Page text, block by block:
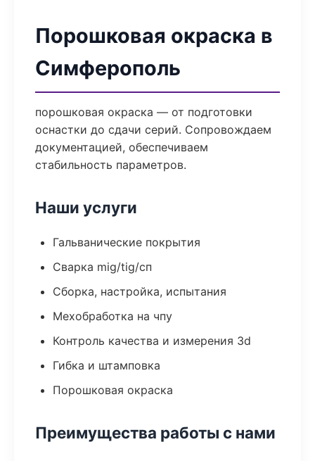
Порошковая окраска в
Симферополь
порошковая окраска — от подготовки
оснастки до сдачи серий. Сопровождаем
документацией, обеспечиваем
стабильность параметров.
Наши услуги
Гальванические покрытия
Сварка mig/tig/сп
Сборка, настройка, испытания
Мехобработка на чпу
Контроль качества и измерения 3d
Гибка и штамповка
Порошковая окраска
Преимущества работы с нами